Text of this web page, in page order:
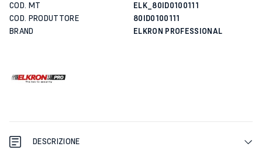
COD. MT
ELK_80ID0100111
COD. PRODUTTORE
80ID0100111
BRAND
ELKRON PROFESSIONAL
DESCRIZIONE